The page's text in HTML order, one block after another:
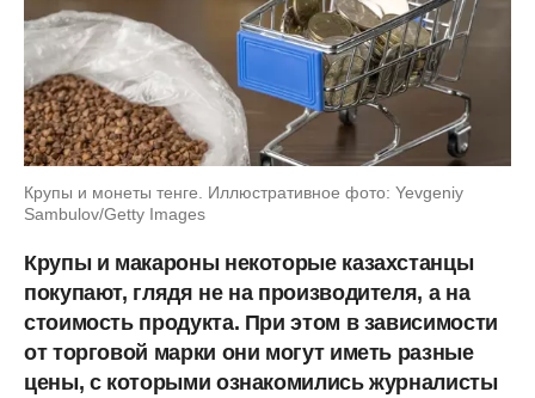
Крупы и монеты тенге. Иллюстративное фото: Yevgeniy
Sambulov/Getty Images
Крупы и макароны некоторые казахстанцы
покупают, глядя не на производителя, а на
стоимость продукта. При этом в зависимости
от торговой марки они могут иметь разные
цены, с которыми ознакомились журналисты